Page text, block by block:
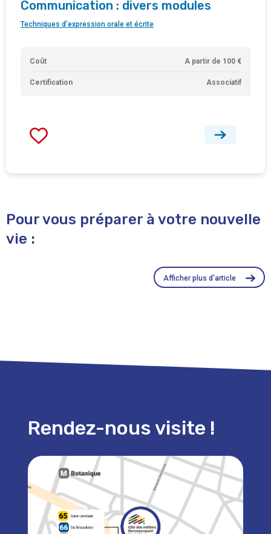
Communication : divers modules
Techniques d'expression orale et écrite
Coût A partir de 100 €
Certification Associatif
Pour vous préparer à votre nouvelle
vie :
Afficher plus d'article
Rendez-nous visite !